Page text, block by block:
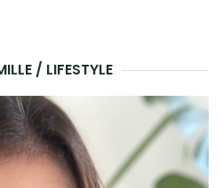
/ LIFESTYLE